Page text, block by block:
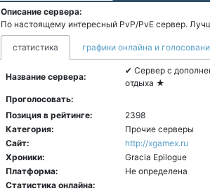
Описание сервера:
По настоящему интересный PvP/PvE сервер.
статистика графики онлайна и
Название сервера:
✔ Сервер с
отдыха ★
Проголосовать:
Позиция в рейтинге:
2398
Категория:
Прочие серверы
Сайт:
http://xgamex.ru
Хроники:
Gracia Epilogue
Платформа:
Не определена
Статистика онлайна: